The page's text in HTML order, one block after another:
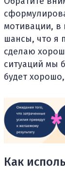
мотивации, в
шансы, что я
сделаю
ситуаций мы
будет
Как